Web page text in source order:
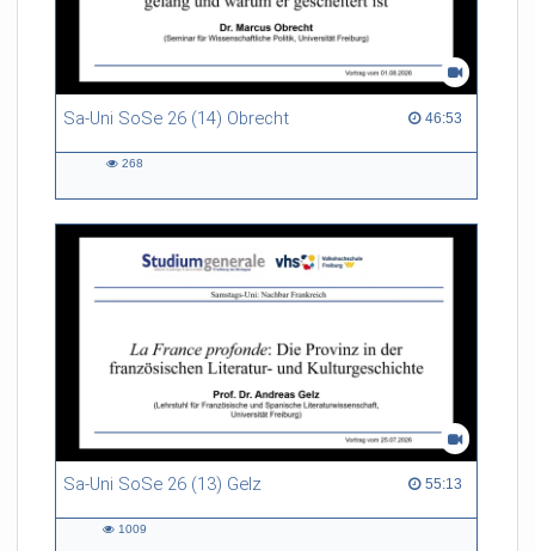
Sa-Uni SoSe 26 (14) Obrecht 46:53
46:53 duration
268
Sa-Uni SoSe 26 (13) Gelz 55:13
55:13 duration
1009